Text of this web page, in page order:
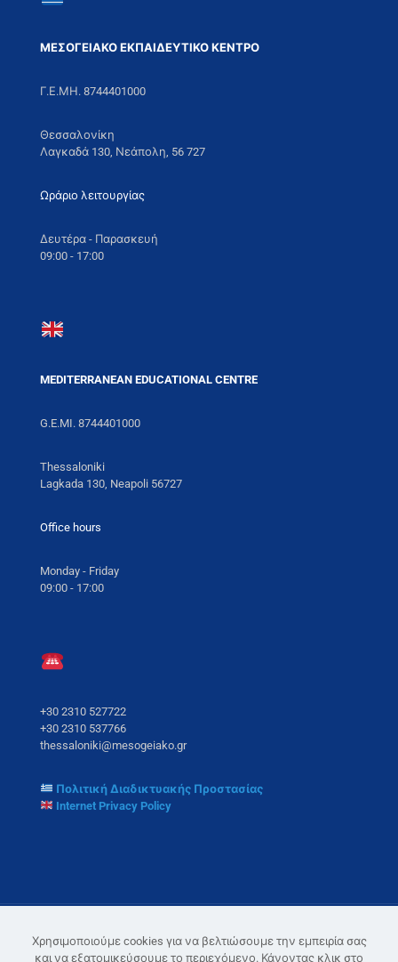
ΜΕΣΟΓΕΙΑΚΟ ΕΚΠΑΙΔΕΥΤΙΚΟ ΚΕΝΤΡΟ
Γ.Ε.ΜΗ. 8744401000
Θεσσαλονίκη
Λαγκαδά 130, Νεάπολη, 56 727
Ωράριο λειτουργίας
Δευτέρα - Παρασκευή
09:00 - 17:00
MEDITERRANEAN EDUCATIONAL CENTRE
G.E.MI. 8744401000
Thessaloniki
Lagkada 130, Neapoli 56727
Office hours
Monday - Friday
09:00 - 17:00
+30 2310 527722
+30 2310 537766
thessaloniki@mesogeiako.gr
Πολιτική Διαδικτυακής Προστασίας
Internet Privacy Policy
Χρησιμοποιούμε cookies για να βελτιώσουμε την εμπειρία σας
και να εξατομικεύσουμε το περιεχόμενο. Κάνοντας κλικ στο